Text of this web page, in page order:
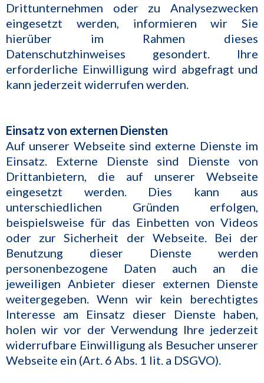
Drittunternehmen oder zu Analysezwecken
eingesetzt werden, informieren wir Sie
hierüber im Rahmen dieses
Datenschutzhinweises gesondert. Ihre
erforderliche Einwilligung wird abgefragt und
kann jederzeit widerrufen werden.
Einsatz von externen Diensten
Auf unserer Webseite sind externe Dienste im
Einsatz. Externe Dienste sind Dienste von
Drittanbietern, die auf unserer Webseite
eingesetzt werden. Dies kann aus
unterschiedlichen Gründen erfolgen,
beispielsweise für das Einbetten von Videos
oder zur Sicherheit der Webseite. Bei der
Benutzung dieser Dienste werden
personenbezogene Daten auch an die
jeweiligen Anbieter dieser externen Dienste
weitergegeben. Wenn wir kein berechtigtes
Interesse am Einsatz dieser Dienste haben,
holen wir vor der Verwendung Ihre jederzeit
widerrufbare Einwilligung als Besucher unserer
Webseite ein (Art. 6 Abs. 1 lit. a DSGVO).